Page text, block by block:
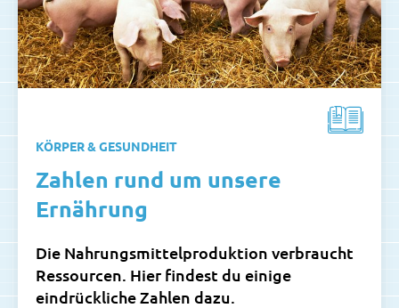
KÖRPER & GESUNDHEIT
Zahlen rund um unsere
Ernährung
Die Nahrungsmittelproduktion verbraucht
Ressourcen. Hier findest du einige
eindrückliche Zahlen dazu.